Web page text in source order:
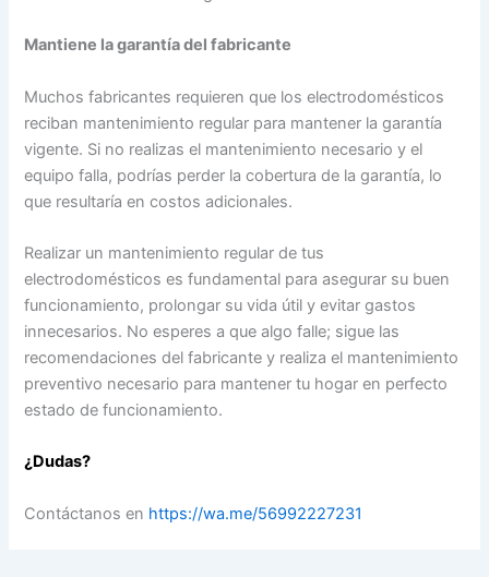
Mantiene la garantía del fabricante
Muchos fabricantes requieren que los electrodomésticos
reciban mantenimiento regular para mantener la garantía
vigente. Si no realizas el mantenimiento necesario y el
equipo falla, podrías perder la cobertura de la garantía, lo
que resultaría en costos adicionales.
Realizar un mantenimiento regular de tus
electrodomésticos es fundamental para asegurar su buen
funcionamiento, prolongar su vida útil y evitar gastos
innecesarios. No esperes a que algo falle; sigue las
recomendaciones del fabricante y realiza el mantenimiento
preventivo necesario para mantener tu hogar en perfecto
estado de funcionamiento.
¿Dudas?
Contáctanos en https://wa.me/56992227231